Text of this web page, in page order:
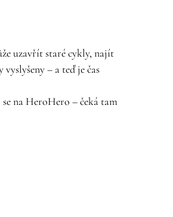
uzavřít staré cykly, najít
– a teď je čas
na HeroHero – čeká tam